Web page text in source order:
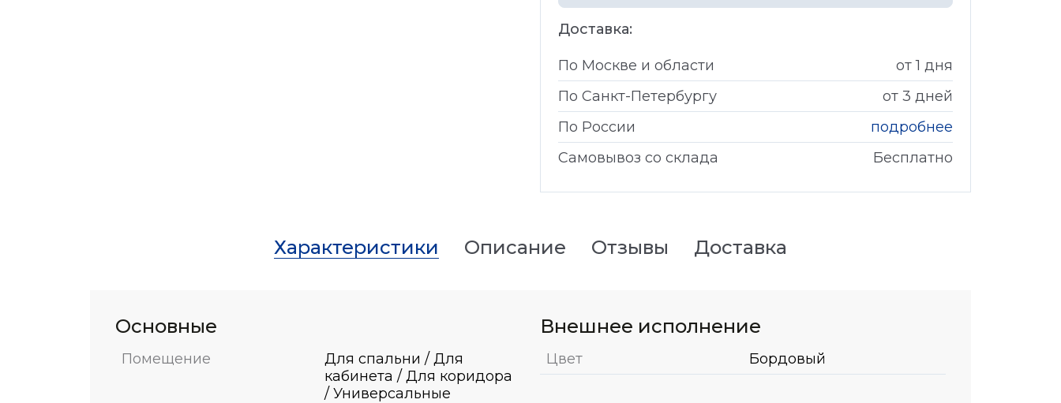
Доставка:
По Москве и области
от 1 дня
По Санкт-Петербургу
от 3 дней
По России
подробнее
Самовывоз со склада
Бесплатно
Характеристики Описание Отзывы Доставка
Основные
Помещение
Для спальни / Для
кабинета / Для коридора
/ Универсальные
Внешнее исполнение
Цвет Бордовый